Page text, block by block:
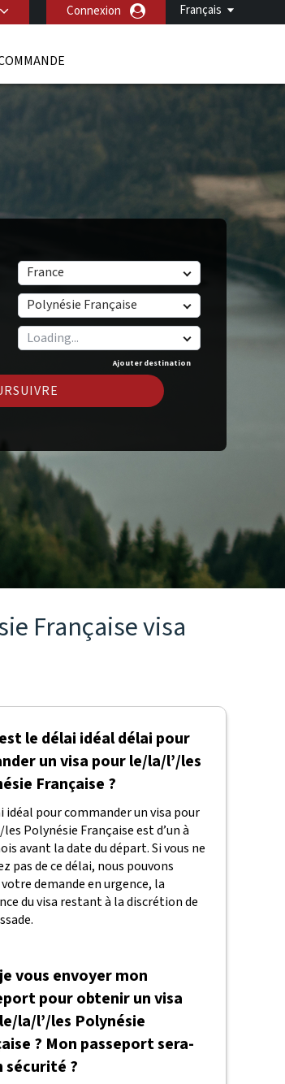
Français
Connexion
France
Polynésie Française
Ajouter destination
Française visa
le délai idéal délai pour
un visa pour le/la/l’/les
Française ?
idéal pour commander un visa pour
Polynésie Française est d’un à
avant la date du départ. Si vous ne
pas de ce délai, nous pouvons
demande en urgence, la
du visa restant à la discrétion de
vous envoyer mon
pour obtenir un visa
la/l’/les Polynésie
? Mon passeport sera-
sécurité ?